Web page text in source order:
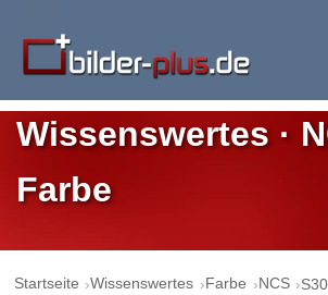
Wissenswertes ·
Farbe
Startseite Wissenswertes Farbe NCS